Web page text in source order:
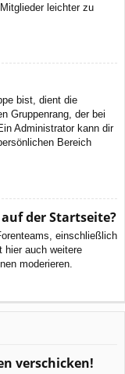
leichter zu
bist, dient die
Gruppenrang, der bei
Administrator kann dir
Bereich
der Startseite?
einschließlich
hier auch weitere
moderieren.
verschicken!